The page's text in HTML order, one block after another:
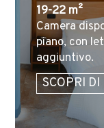
19-22 m²
Camera
piano, con
aggiuntivo.
SCOPRI DI